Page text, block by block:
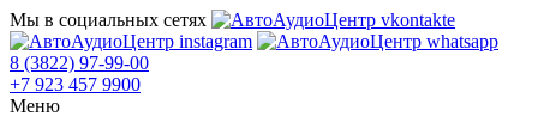
Мы в социальных сетях
8 (3822) 97-99-00
+7 923 457 9900
Меню